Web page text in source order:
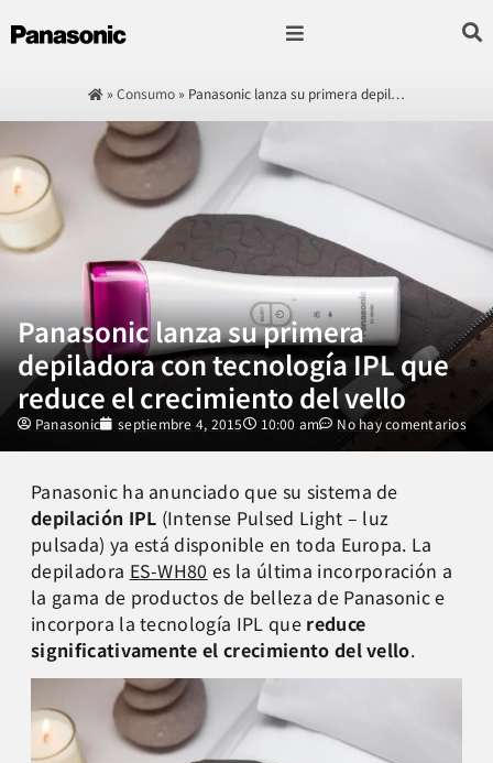
»Consumo» Panasonic lanza su primera depil…
Panasonic lanza su primera
depiladora con tecnología IPL que
reduce el crecimiento del vello
Panasonic septiembre 4, 2015 10:00 am No hay comentarios
Panasonic ha anunciado que su sistema de
depilación IPL (Intense Pulsed Light – luz
pulsada) ya está disponible en toda Europa. La
depiladora ES-WH80 es la última incorporación a
la gama de productos de belleza de Panasonic e
incorpora la tecnología IPL que reduce
significativamente el crecimiento del vello.